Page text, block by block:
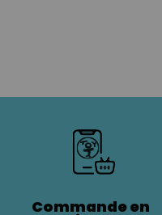
Commande en